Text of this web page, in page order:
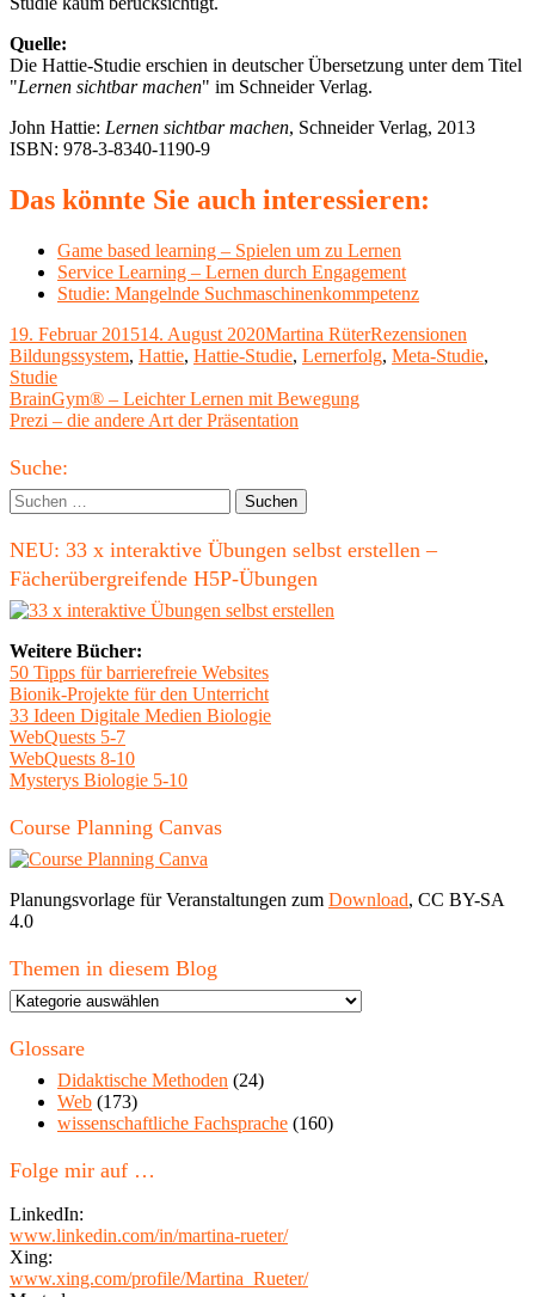
Quelle:
Die Hattie-Studie erschien in deutscher Übersetzung unter dem Titel
"Lernen sichtbar machen" im Schneider Verlag.
John Hattie: Lernen sichtbar machen, Schneider Verlag, 2013
ISBN: 978-3-8340-1190-9
Das könnte Sie auch interessieren:
Game based learning – Spielen um zu Lernen
Service Learning – Lernen durch Engagement
Studie: Mangelnde Suchmaschinenkommpetenz
Veröffentlicht
am
19. Februar 201514. August 2020Autor
Martina RüterKategorien
Rezensionen
Bildungssystem, Hattie, Hattie-Studie, Lernerfolg, Meta-Studie,
Studie
Beitragsnavigation
Vorheriger
Beitrag:
BrainGym® – Leichter Lernen mit Bewegung
Nächster
Prezi – die andere Art der Präsentation
Haupt-
Seitenleiste
Suche:
Suchen
nach:
NEU: 33 x interaktive Übungen selbst erstellen –
Fächerübergreifende H5P-Übungen
Weitere Bücher:
50 Tipps für barrierefreie Websites
Bionik-Projekte für den Unterricht
33 Ideen Digitale Medien Biologie
WebQuests 5-7
WebQuests 8-10
Mysterys Biologie 5-10
Course Planning Canvas
Planungsvorlage für Veranstaltungen zum Download, CC BY-SA
4.0
Themen in diesem Blog
Themen
diesem
Glossare
Didaktische Methoden (24)
Web (173)
wissenschaftliche Fachsprache (160)
Folge mir auf …
LinkedIn:
www.linkedin.com/in/martina-rueter/
Xing:
www.xing.com/profile/Martina_Rueter/